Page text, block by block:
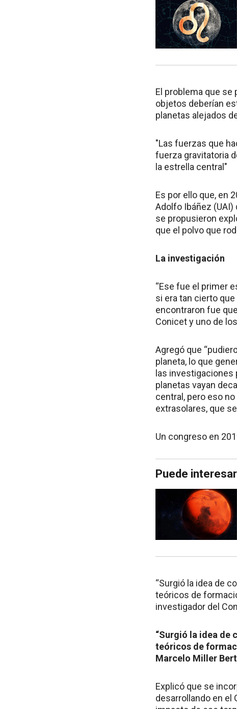
El problema que se
objetos deberían
planetas alejados
"Las fuerzas que
fuerza gravitatoria
la estrella central"
Es por ello que, en
Adolfo Ibáñez (UAI)
se propusieron
que el polvo que
La investigación
“Ese fue el primer
si era tan cierto
encontraron fue
Conicet y uno de
Agregó que
planeta, lo que
las investigaciones
planetas vayan
central, pero eso
extrasolares, que
Un congreso en
Puede
“Surgió la idea de
teóricos de
investigador del
“Surgió la idea de
teóricos de
Marcelo Miller
Explicó que se
desarrollando en el